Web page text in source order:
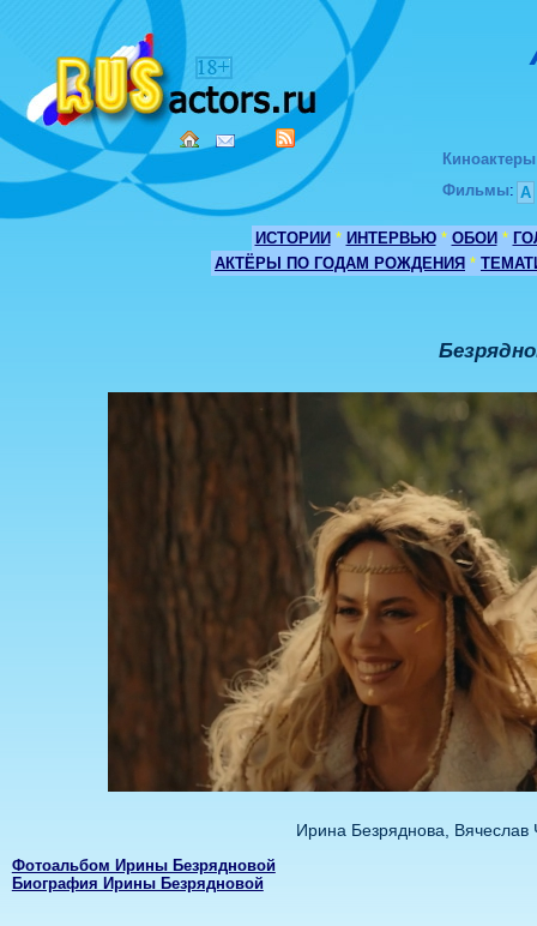
Киноактеры
Фильмы: А
ИСТОРИИ * ИНТЕРВЬЮ * ОБОИ *
АКТЁРЫ ПО ГОДАМ РОЖДЕНИЯ *
Ирина Безряднова,
Фотоальбом Ирины Безрядновой
Биография Ирины Безрядновой